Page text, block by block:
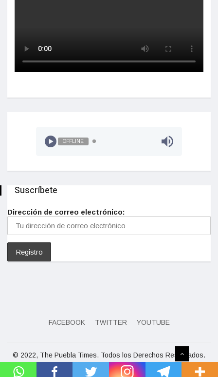
OFFLINE
Suscríbete
Dirección de correo electrónico:
FACEBOOK TWITTER YOUTUBE
© 2022, The Puebla Times. Todos los Derechos Reservados.